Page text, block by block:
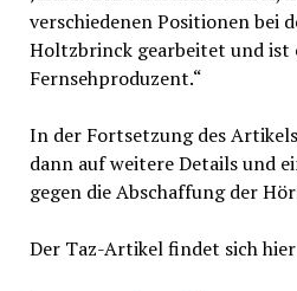
verschiedenen Positionen bei
Holtzbrinck gearbeitet und
Fernsehproduzent.“
In der Fortsetzung des
dann auf weitere Details und
gegen die Abschaffung der
Der Taz-Artikel findet sich